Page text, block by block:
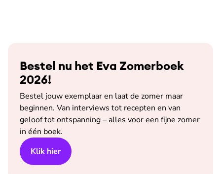
Bestel nu het Eva Zomerboek
2026!
Bestel jouw exemplaar en laat de zomer maar
beginnen. Van interviews tot recepten en van
geloof tot ontspanning – alles voor een fijne zomer
in één boek.
Klik hier